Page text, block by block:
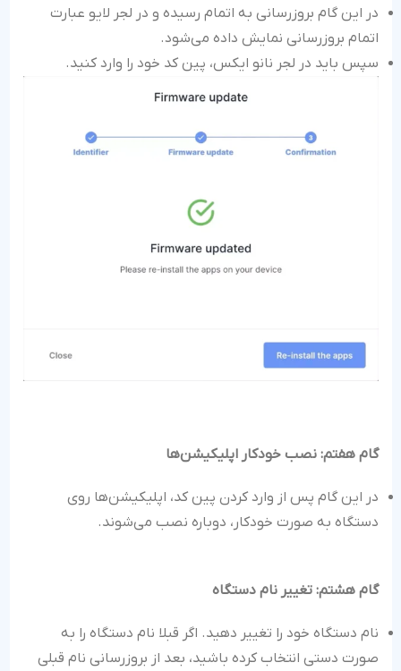
در این گام بروزرسانی به اتمام رسیده و در لجر لایو عبارت
اتمام بروزرسانی نمایش داده می‌شود.
سپس باید در لجر نانو ایکس، پین کد خود را وارد کنید.
گام هفتم: نصب خودکار اپلیکیشن‌ها
در این گام پس از وارد کردن پین کد، اپلیکیشن‌ها روی
دستگاه به صورت خودکار، دوباره نصب می‌شوند.
گام هشتم: تغییر نام دستگاه
نام دستگاه خود را تغییر دهید. اگر قبلا نام دستگاه را به
صورت دستی انتخاب کرده باشید، بعد از بروزرسانی نام قبلی